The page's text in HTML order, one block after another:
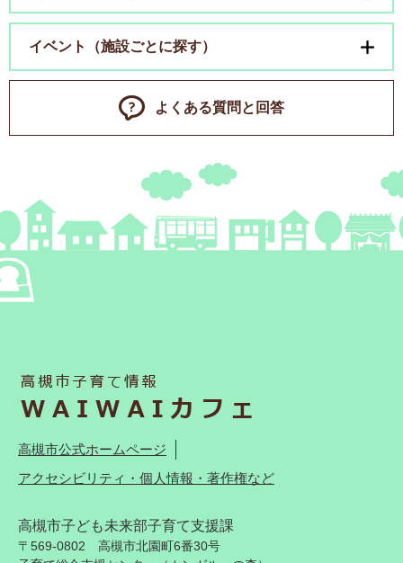
イベント（施設ごとに探す）
よくある質問と回答
高槻市公式ホームページ
アクセシビリティ・個人情報・著作権など
高槻市子ども未来部子育て支援課
〒569-0802 高槻市北園町6番30号